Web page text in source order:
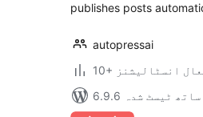
publishes posts
autopressai
فعال انسٹالیشنز
کے ساتھ ٹیسٹ شدہ